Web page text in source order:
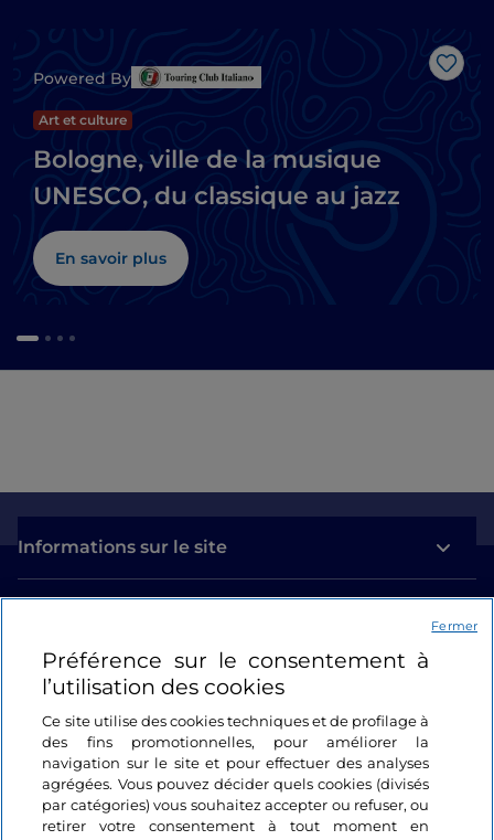
Powered By
Art et culture
Bologne, ville de la musique
UNESCO, du classique au jazz
En savoir plus
Informations sur le site
Se connecter
Suivez-nous
Préférence sur le consentement à
l’utilisation des cookies
Ce site utilise des cookies techniques et de profilage à
des fins promotionnelles, pour améliorer la
navigation sur le site et pour effectuer des analyses
agrégées. Vous pouvez décider quels cookies (divisés
par catégories) vous souhaitez accepter ou refuser, ou
retirer votre consentement à tout moment en
Fermer